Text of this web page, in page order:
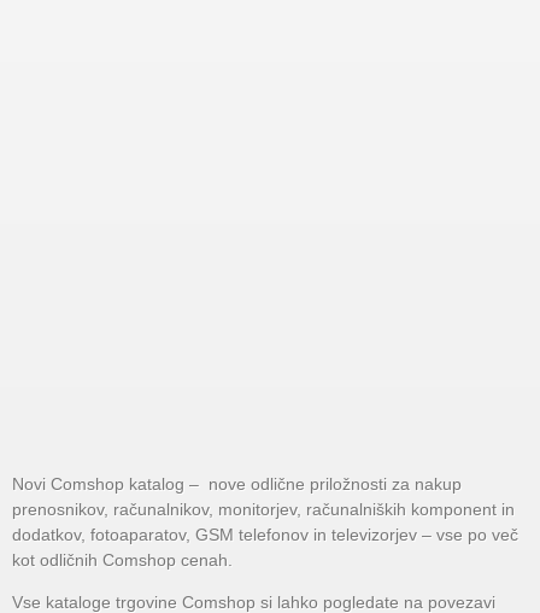
Novi Comshop katalog – nove odlične priložnosti za nakup
prenosnikov, računalnikov, monitorjev, računalniških komponent in
dodatkov, fotoaparatov, GSM telefonov in televizorjev – vse po več
kot odličnih Comshop cenah.
Vse kataloge trgovine Comshop si lahko pogledate na povezavi